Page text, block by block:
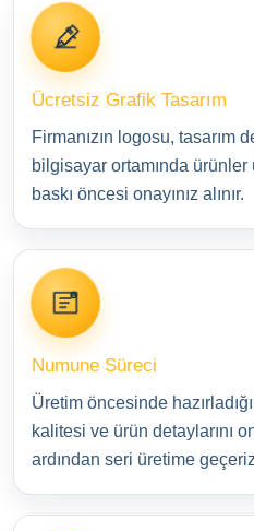
Ücretsiz Grafik Tasarım
Firmanızın logosu, tasarım
bilgisayar ortamında
baskı öncesi onayınız alınır.
Numune Süreci
Üretim öncesinde
kalitesi ve ürün detaylarını
ardından seri üretime